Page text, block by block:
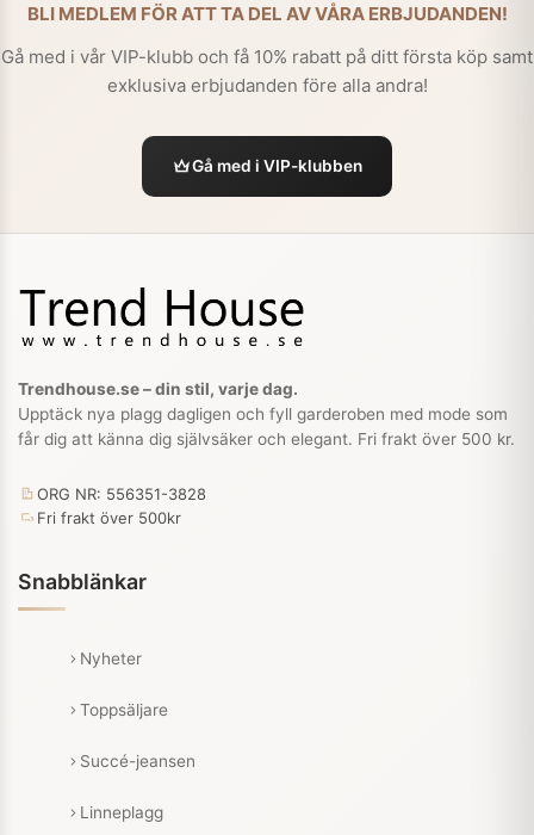
BLI MEDLEM FÖR ATT TA DEL AV VÅRA ERBJUDANDEN!
Gå med i vår VIP-klubb och få 10% rabatt på ditt första köp samt
exklusiva erbjudanden före alla andra!
Gå med i VIP-klubben
Trendhouse.se – din stil, varje dag.
Upptäck nya plagg dagligen och fyll garderoben med mode som
får dig att känna dig självsäker och elegant. Fri frakt över 500 kr.
ORG NR: 556351-3828
Fri frakt över 500kr
Snabblänkar
Nyheter
Toppsäljare
Succé-jeansen
Linneplagg